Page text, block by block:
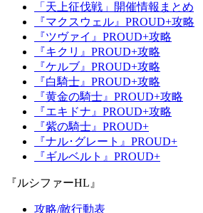
「天上征伐戦」開催情報まとめ
『マクスウェル』PROUD+攻略
『ツヴァイ』PROUD+攻略
『キクリ』PROUD+攻略
『ケルブ』PROUD+攻略
『白騎士』PROUD+攻略
『黄金の騎士』PROUD+攻略
『エキドナ』PROUD+攻略
『紫の騎士』PROUD+
『ナル･グレート』PROUD+
『ギルベルト』PROUD+
『ルシファーHL』
攻略/敵行動表